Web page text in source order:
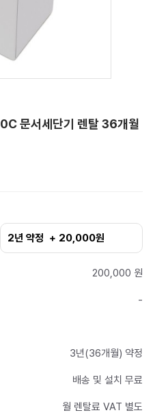
문서세단기 렌탈 36개월
2년 약정 + 20,000원
200,000 원
-
3년(36개월) 약정
배송 및 설치 무료
월 렌탈료 VAT 별도